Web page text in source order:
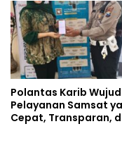
Polantas Karib
Pelayanan Samsat
Cepat, Transparan,